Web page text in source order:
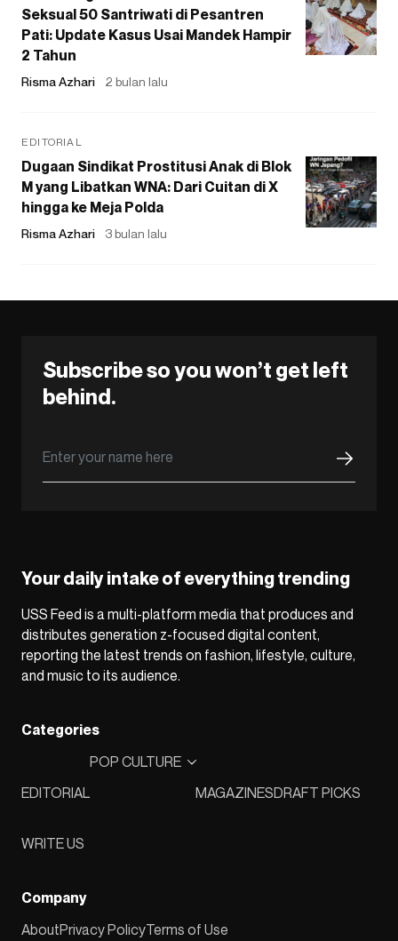
Seksual 50 Santriwati di Pesantren
Pati: Update Kasus Usai Mandek Hampir
2 Tahun
Risma Azhari 2 bulan lalu
EDITORIAL
Dugaan Sindikat Prostitusi Anak di Blok
M yang Libatkan WNA: Dari Cuitan di X
hingga ke Meja Polda
Risma Azhari 3 bulan lalu
Subscribe so you won’t get left
behind.
Your daily intake of everything trending
USS Feed is a multi-platform media that produces and
distributes generation z-focused digital content,
reporting the latest trends on fashion, lifestyle, culture,
and music to its audience.
Categories
EDITORIAL
POP CULTURE
MAGAZINESDRAFT PICKS
WRITE US
Company
AboutPrivacy PolicyTerms of Use